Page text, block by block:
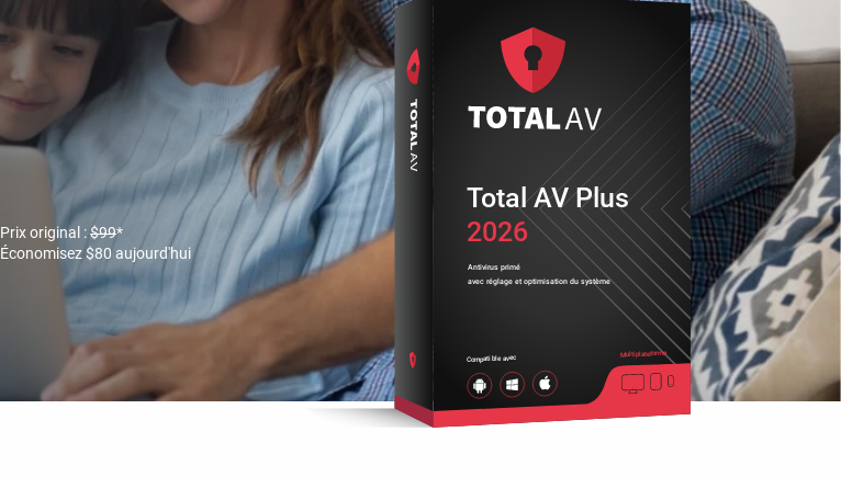
Prix original :$99*
Économisez$80 aujourd'hui
2026
Antivirus primé
avec réglage et optimisation du système
Compatible avec Multiplateforme
Total AV Plus